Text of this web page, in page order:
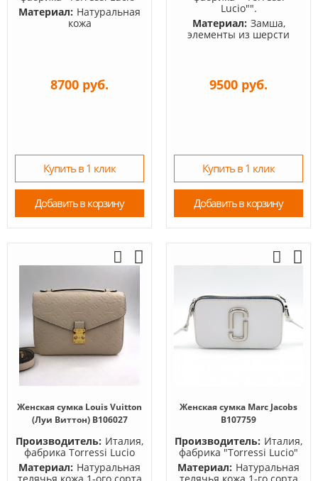
Материал: Натуральная
кожа
8700 руб.
Купить в 1 клик
Добавить в корзину
Lucio"".
Материал: Замша,
элементы из шерсти
9500 руб.
Купить в 1 клик
Добавить в корзину
Женская сумка Louis Vuitton
(Луи Виттон) B106027
Производитель: Италия,
фабрика Torressi Lucio
Материал: Натуральная
Женская сумка Marc Jacobs
B107759
Производитель: Италия,
фабрика "Torressi Lucio"
Материал: Натуральная